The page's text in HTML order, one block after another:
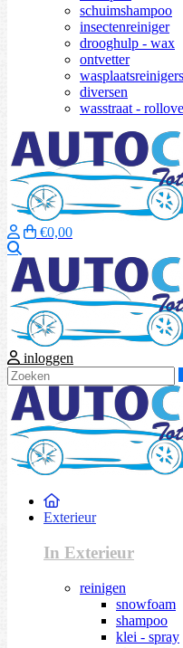
schuimshampoo
insectenreiniger
drooghulp - wax
ontvetter
wasplaatsreinigers
diversen
wasstraat -
€0,00
inloggen
Exterieur
In Exterieur
reinigen
snowfoam
shampoo
klei - spray